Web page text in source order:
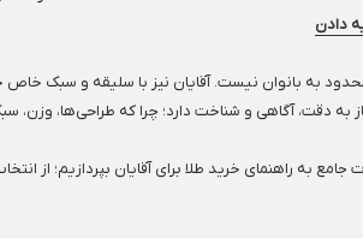
دادن
محدود به بانوان نیست. آقایان نیز با سلیقه و
به دقت، آگاهی و شناخت دارد؛ چرا که طراحی‌ها،
به راهنمای خرید طلا برای آقایان بپردازیم؛ از